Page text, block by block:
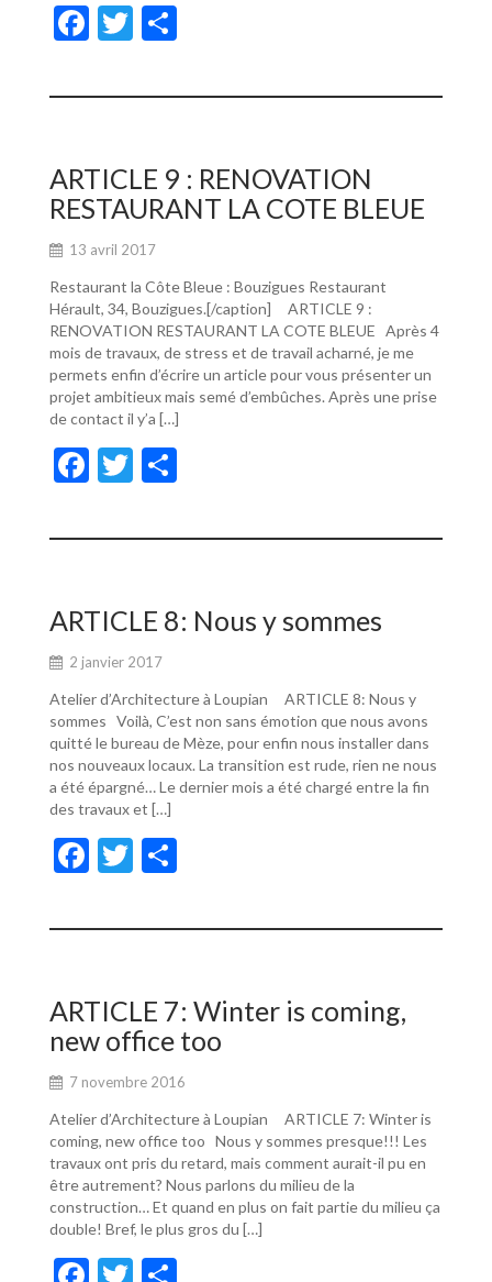
F
e
o
o
k
T
itt ta
er
ARTICLE 9 : RENOVATION
RESTAURANT LA COTE BLEUE
13 avril 2017
Restaurant la Côte Bleue : Bouzigues Restaurant
Hérault, 34, Bouzigues.[/caption] ARTICLE 9 :
RENOVATION RESTAURANT LA COTE BLEUE Après 4
mois de travaux, de stress et de travail acharné, je me
permets enfin d’écrire un article pour vous présenter un
projet ambitieux mais semé d’embûches. Après une prise
de contact il y’a […]
F
e
o
o
k
T
itt ta
er
ARTICLE 8: Nous y sommes
2 janvier 2017
Atelier d’Architecture à Loupian ARTICLE 8: Nous y
sommes Voilà, C’est non sans émotion que nous avons
quitté le bureau de Mèze, pour enfin nous installer dans
nos nouveaux locaux. La transition est rude, rien ne nous
a été épargné… Le dernier mois a été chargé entre la fin
des travaux et […]
F
e
o
o
k
T
itt ta
er
ARTICLE 7: Winter is coming,
new office too
7 novembre 2016
Atelier d’Architecture à Loupian ARTICLE 7: Winter is
coming, new office too Nous y sommes presque!!! Les
travaux ont pris du retard, mais comment aurait-il pu en
être autrement? Nous parlons du milieu de la
construction… Et quand en plus on fait partie du milieu ça
double! Bref, le plus gros du […]